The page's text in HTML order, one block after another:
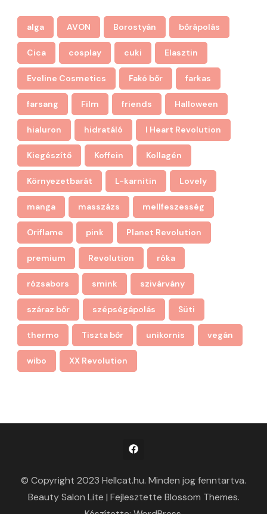
alga AVON Borostyán bőrápolás
Cica cosplay cuki Elasztin
Eveline Cosmetics Fakó bőr farkas
farsang Film friends Halloween
hialuron hidratáló I Heart Revolution
Kiegészítő Koffein Kollagén
Környezetbarát L-karnitin Lovely
manga masszázs mellfeszesség
Oriflame pink Planet Revolution
premium Revolution róka
rózsabors smink szivárvány
száraz bőr szépségápolás Süti
thermo Tiszta bőr unikornis vegán
wibo XX Revolution
© Copyright 2023 Hellcat.hu. Minden jog fenntartva.
Beauty Salon Lite | Fejlesztette Blossom Themes.